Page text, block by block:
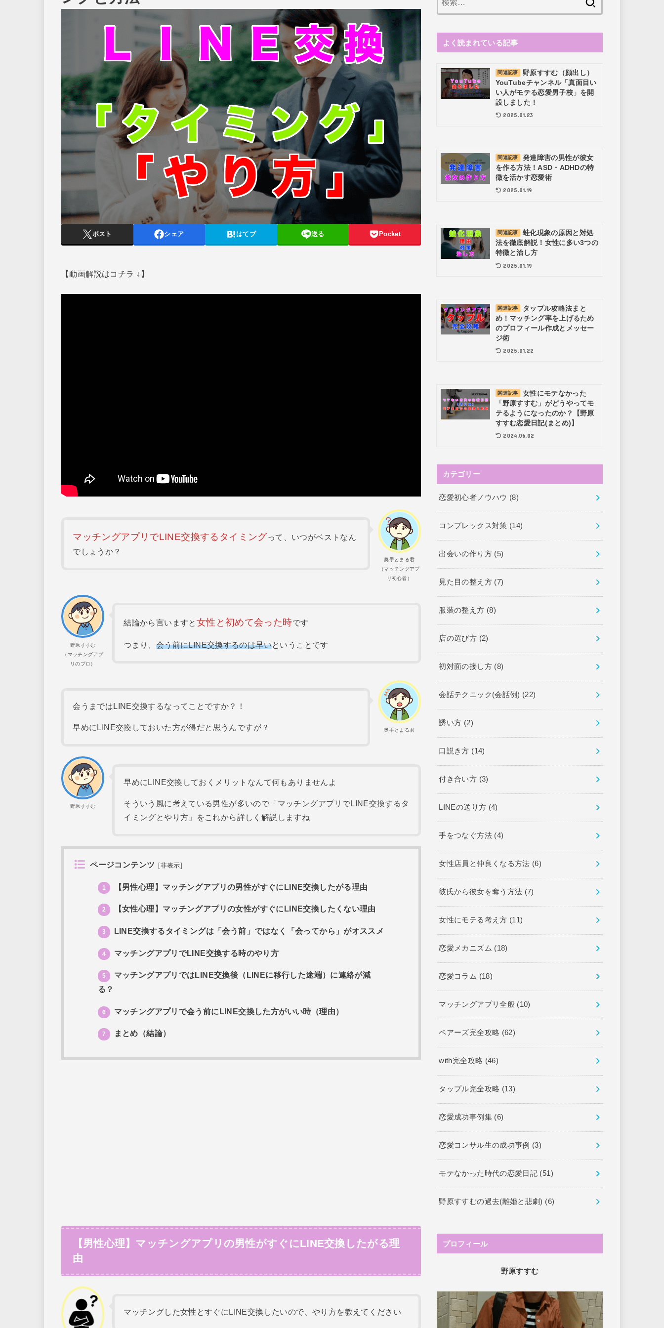
ポスト シェア はてブ 送る Pocket
【動画解説はコチラ ↓】
奥手とまる君
（マッチングアプ
リ初心者）
マッチングアプリでLINE交換するタイミングって、いつがベストなん
でしょうか？
野原すすむ
（マッチングアプ
リのプロ）
結論から言いますと 女性と初めて会った時です
つまり、 会う前にLINE交換するのは早いということです
奥手とまる君
会うまではLINE交換するなってことですか？！
早めにLINE交換しておいた方が得だと思うんですが？
野原すすむ
早めにLINE交換しておくメリットなんて何もありませんよ
そういう風に考えている男性が多いので「マッチングアプリでLINE交換するタ
イミングとやり方」をこれから詳しく解説しますね
ページコンテンツ 非表示
1 【男性心理】マッチングアプリの男性がすぐにLINE交換したがる理由
2 【女性心理】マッチングアプリの女性がすぐにLINE交換したくない理由
3 LINE交換するタイミングは「会う前」ではなく「会ってから」がオススメ
4 マッチングアプリでLINE交換する時のやり方
5
マッチングアプリではLINE交換後（LINEに移行した途端）に連絡が減
る？
6 マッチングアプリで会う前にLINE交換した方がいい時（理由）
7 まとめ（結論）
【男性心理】マッチングアプリの男性がすぐにLINE交換したがる理
由
マッチングした女性とすぐにLINE交換したいので、やり方を教えてください
よく読まれている記事
関連記事
野原すすむ（顔出し）
YouTubeチャンネル「真面目い
い人がモテる恋愛男子校」を開
設しました！
2025.01.23
関連記事
発達障害の男性が彼女
を作る方法！ASD・ADHDの特
徴を活かす恋愛術
2025.01.19
関連記事
蛙化現象の原因と対処
法を徹底解説！女性に多い3つの
特徴と治し方
2025.01.19
関連記事
タップル攻略法まと
め！マッチング率を上げるため
のプロフィール作成とメッセー
ジ術
2025.01.22
関連記事
女性にモテなかった
「野原すすむ」がどうやってモ
テるようになったのか？【野原
すすむ恋愛日記(まとめ)】
2024.06.02
カテゴリー
恋愛初心者ノウハウ (8)
コンプレックス対策 (14)
出会いの作り方 (5)
見た目の整え方 (7)
服装の整え方 (8)
店の選び方 (2)
初対面の接し方 (8)
会話テクニック(会話例) (22)
誘い方 (2)
口説き方 (14)
付き合い方 (3)
LINEの送り方 (4)
手をつなぐ方法 (4)
女性店員と仲良くなる方法 (6)
彼氏から彼女を奪う方法 (7)
女性にモテる考え方 (11)
恋愛メカニズム (18)
恋愛コラム (18)
マッチングアプリ全般 (10)
ペアーズ完全攻略 (62)
with完全攻略 (46)
タップル完全攻略 (13)
恋愛成功事例集 (6)
恋愛コンサル生の成功事例 (3)
モテなかった時代の恋愛日記 (51)
野原すすむの過去(離婚と悲劇) (6)
プロフィール
野原すすむ